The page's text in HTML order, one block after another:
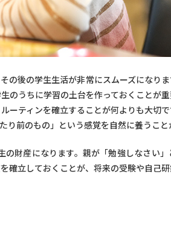
の後の学生生活が非常にスムーズになり
のうちに学習の土台を作っておくことが
ーティンを確立することが何よりも大切
前のもの」という感覚を自然に養うこと
財産になります。親が「勉強しなさい」
確立しておくことが、将来の受験や自己